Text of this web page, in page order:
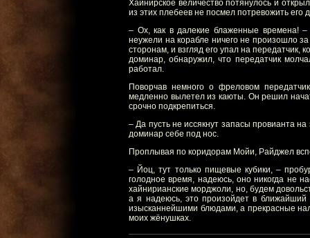
Хайнирское величество потянулось и
из этих плебеев не посмел потревожить
– Ох, как в далекие блаженные времена!
неужели на корабле ничего не произошло
сторонам, и взгляд его упал на
доминар, обнаружил, что передатчик
работал.
Поворчав немного о фреловом
медленно вылетел из каюты. Он решил
срочно подкрепиться.
– Да пусть не иссякнут запасы провианта
доминар себе под нос.
Проплывая по коридорам Мойи, Райджел
– Йоц, тут только пищевые кубики, –
голодное время, надеюсь, оно никогда не
хайнирианские морджоли, но, будем
а я надеюсь, это произойдет в ближайший
изысканнейшими блюдами, а прекрасные
моих жёнушках.